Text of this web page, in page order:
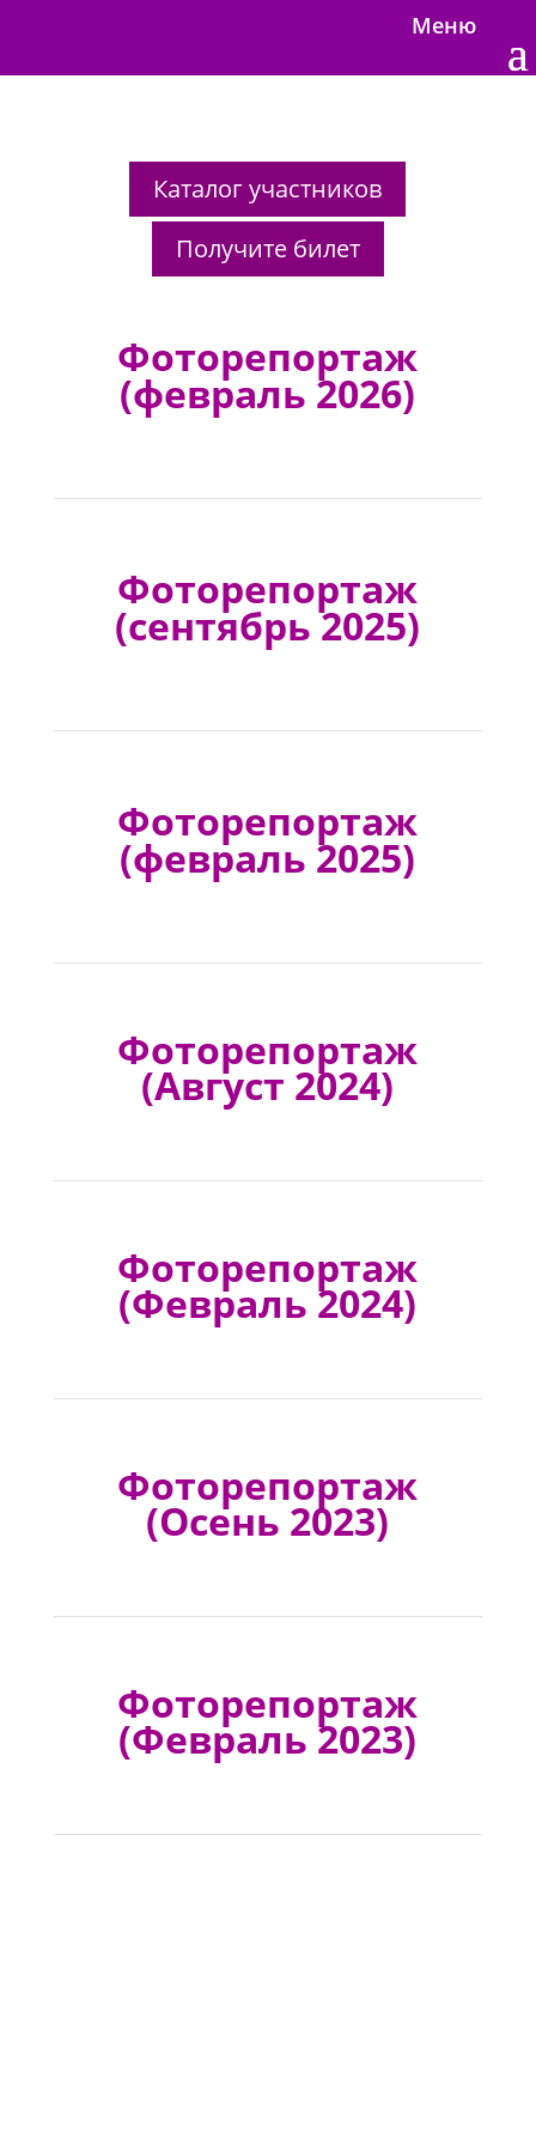
Меню
Каталог участников
Получите билет
Фоторепортаж
(февраль 2026)
Фоторепортаж
(сентябрь 2025)
Фоторепортаж
(февраль 2025)
Фоторепортаж
(Август 2024)
Фоторепортаж
(Февраль 2024)
Фоторепортаж
(Осень 2023)
Фоторепортаж
(Февраль 2023)